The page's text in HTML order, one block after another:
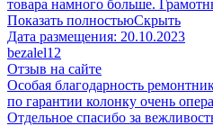
товара намного больше.
Показать полностьюСкрыть
Дата размещения: 20.10.2023
​bezalel12
Отзыв на сайте
Особая благодарность
по гарантии колонку очень
Отдельное спасибо за